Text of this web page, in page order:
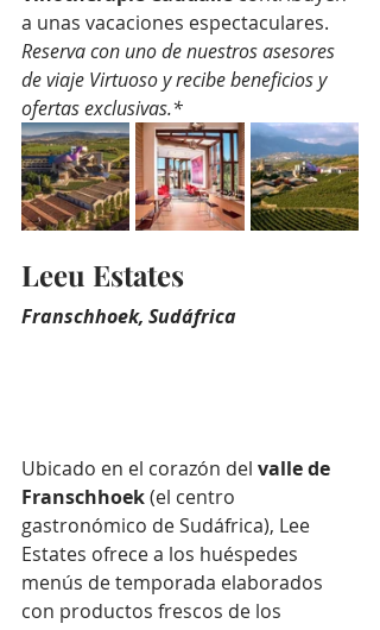
a unas vacaciones espectaculares.
Reserva con uno de nuestros asesores
de viaje Virtuoso y recibe beneficios y
ofertas exclusivas.*
Leeu Estates
Franschhoek, Sudáfrica
Ubicado en el corazón del valle de
Franschhoek (el centro
gastronómico de Sudáfrica), Lee
Estates ofrece a los huéspedes
menús de temporada elaborados
con productos frescos de los